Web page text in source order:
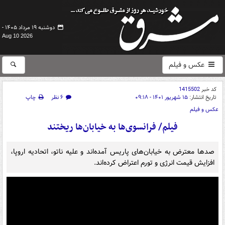
دوشنبه ۱۹ مرداد ۱۴۰۵ -
Aug 10 2026
عکس و فیلم
کد خبر1415502
تاریخ انتشار: ۱۵ شهریور ۱۴۰۱ - ۰۹:۱۸ ۶ نظر
چاپ
عکس و فیلم
فیلم/ فرانسوی‌ها به خیابان‌ها ریختند
صدها معترض به خیابان‌های پاریس آمده‌اند و علیه ناتو، اتحادیه اروپا،
افزایش قیمت انرژی و تورم اعتراض کرده‌اند.